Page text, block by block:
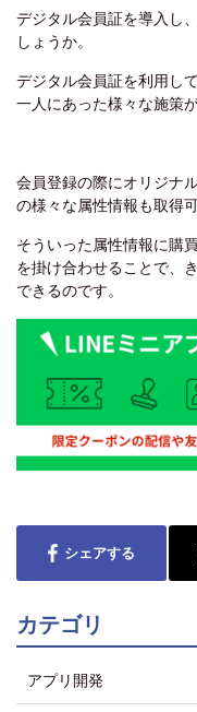
デジタル会員証を導入し
しょうか。
デジタル会員証を利用し
一人にあった様々な施策
会員登録の際にオリジナ
の様々な属性情報も取得可
そういった属性情報に購
を掛け合わせることで、
できるのです。
シェアする
カテゴリ
アプリ開発